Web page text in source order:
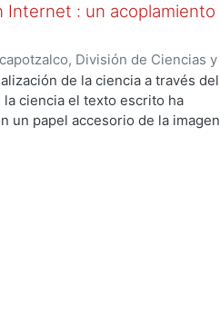
Internet : un acoplamiento
División de Ciencias y
del Diseño en el Tiempo,2013-
de la ciencia a través del
ciencia el texto escrito ha
un papel accesorio de la imagen